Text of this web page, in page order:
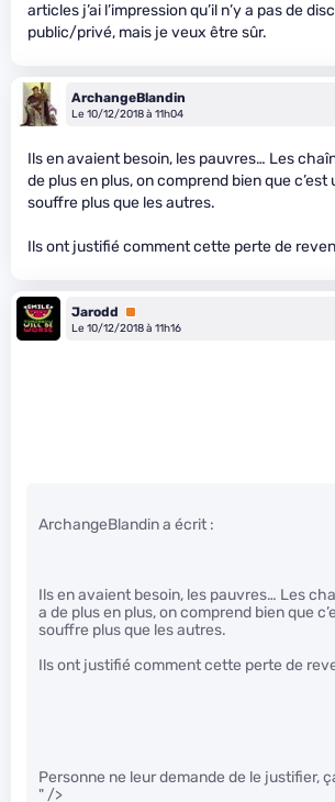
articles j’ai l’impression qu’il n’y a pas de
public/privé, mais je veux être sûr.
ArchangeBlandin
Le 10/12/2018 à 11h04
Ils en avaient besoin, les pauvres… Les
de plus en plus, on comprend bien que c’est
souffre plus que les autres.
Ils ont justifié comment cette perte de
Jarodd
Premium
Le 10/12/2018 à 11h16
ArchangeBlandin a écrit :
Ils en avaient besoin, les pauvres… Les
a de plus en plus, on comprend bien que
souffre plus que les autres.
Ils ont justifié comment cette perte de
Personne ne leur demande de le justifier,
" />